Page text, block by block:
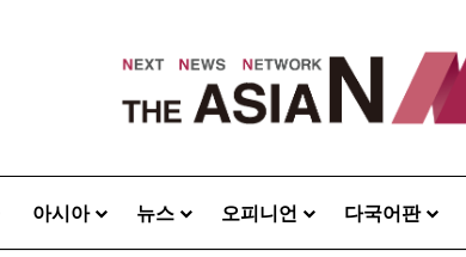
아시아 뉴스 오피니언 다국어판